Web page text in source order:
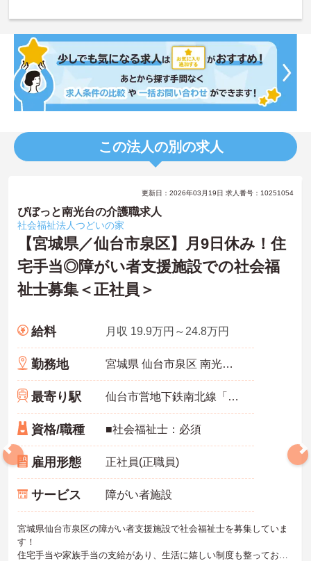
この法人の別の求人
更新日：2026年03月19日 求人番号：10251054
ぴぼっと南光台の介護職求人
社会福祉法人つどいの家
【宮城県／仙台市泉区】月9日休み！住
宅手当◎障がい者支援施設での社会福
祉士募集＜正社員＞
給料 月収 19.9万円～24.8万円
勤務地 宮城県 仙台市泉区 南光台3‐1-24
最寄り駅 仙台市営地下鉄南北線「旭ケ丘(宮城)駅」徒歩12分
資格/職種 ■社会福祉士：必須
雇用形態 正社員(正職員)
サービス 障がい者施設
宮城県仙台市泉区の障がい者支援施設で社会福祉士を募集していま
す！
住宅手当や家族手当の支給があり、生活に嬉しい制度も整っており